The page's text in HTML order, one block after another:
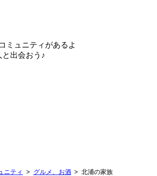
ミュニティがあるよ
出会おう♪
ニティ グルメ、お酒 北浦の家族